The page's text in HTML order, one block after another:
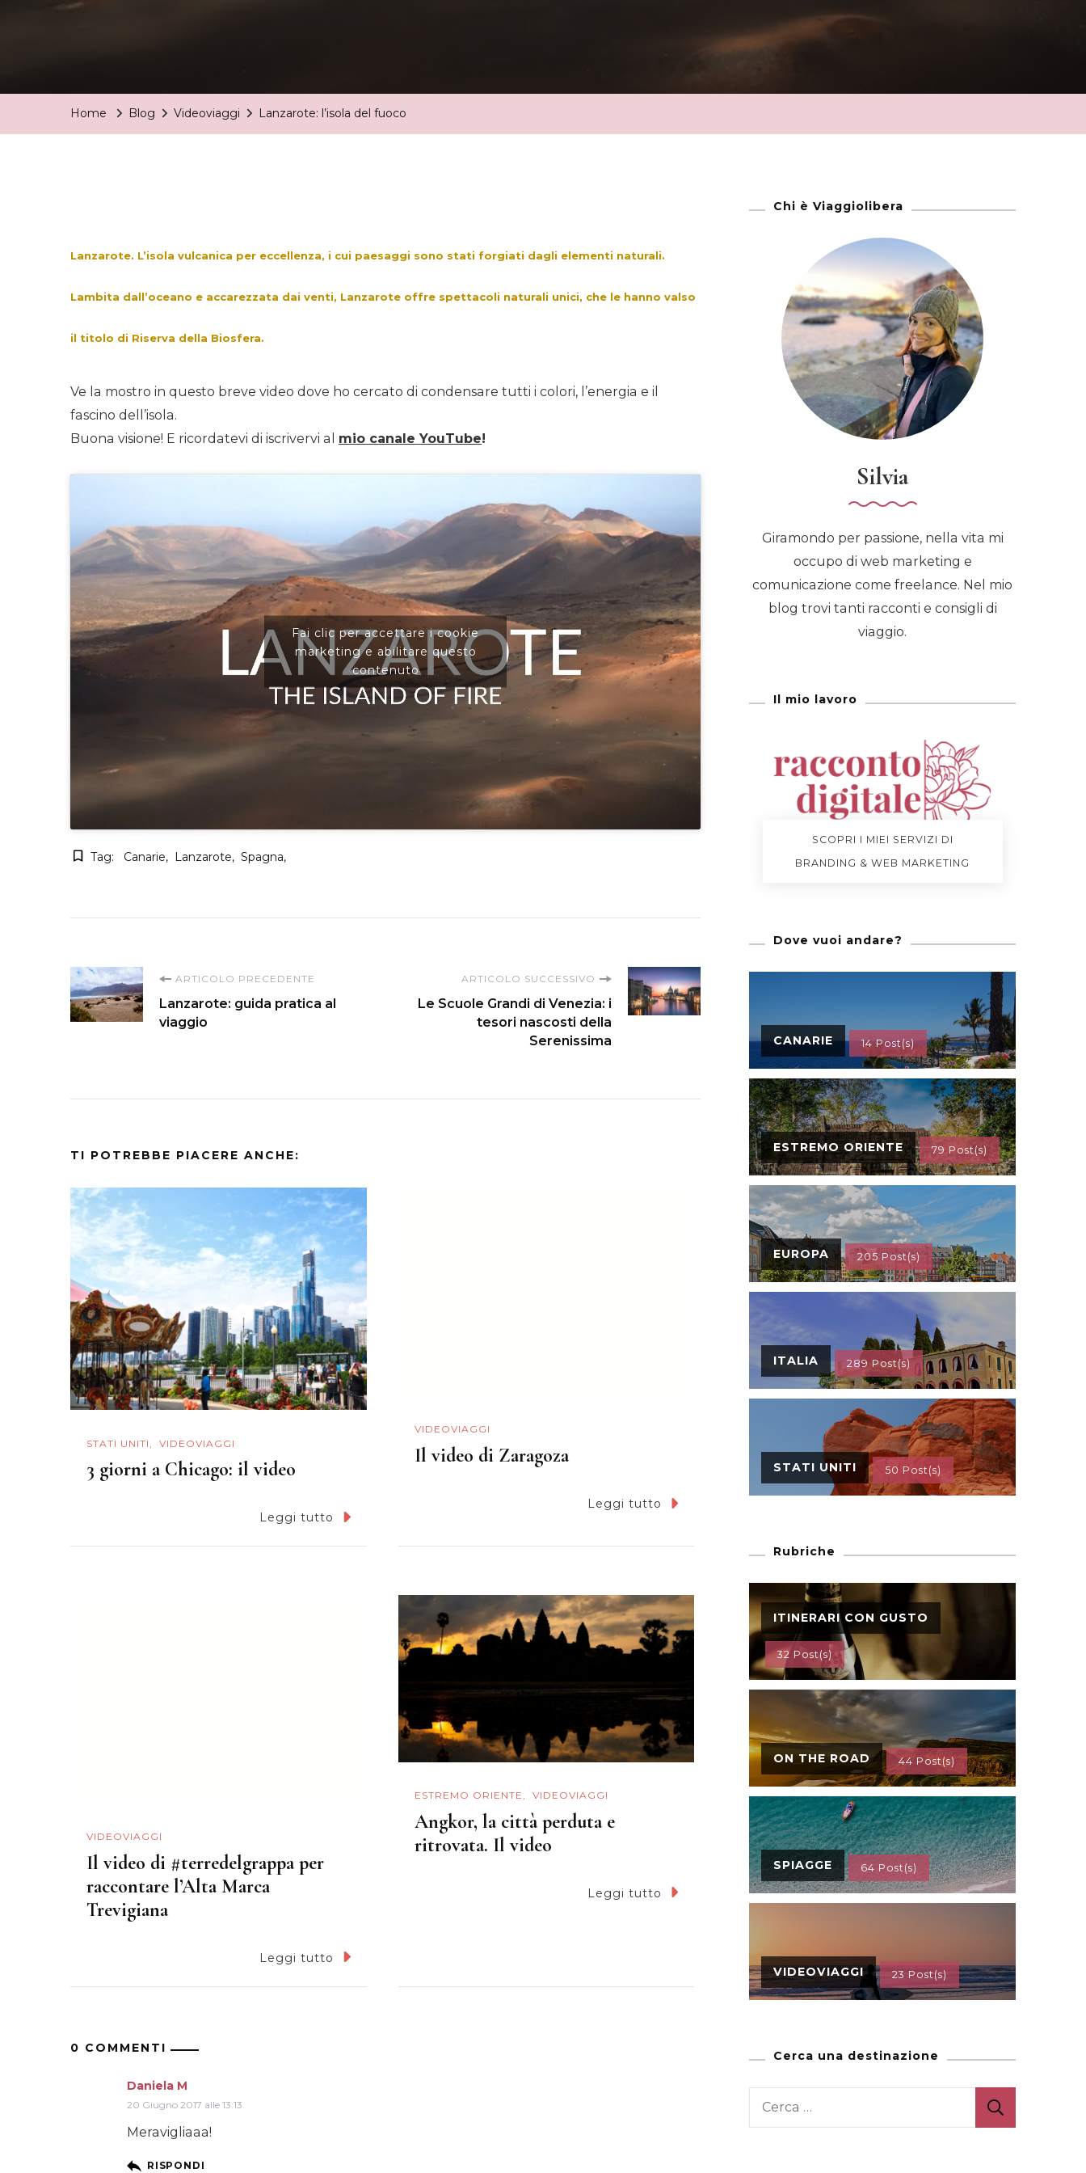
Home Blog Videoviaggi Lanzarote: l’isola del fuoco
Lanzarote. L’isola vulcanica per eccellenza, i cui paesaggi sono stati forgiati dagli elementi naturali.
Lambita dall’oceano e accarezzata dai venti, Lanzarote offre spettacoli naturali unici, che le hanno valso
il titolo di Riserva della Biosfera.
Ve la mostro in questo breve video dove ho cercato di condensare tutti i colori, l’energia e il
fascino dell’isola.
Buona visione! E ricordatevi di iscrivervi al mio canale YouTube!
Fai clic per accettare i cookie
marketing e abilitare questo
contenuto
Tag: Canarie Lanzarote Spagna
Navigazione
articoli
ARTICOLO PRECEDENTE
Lanzarote: guida pratica al
viaggio
ARTICOLO SUCCESSIVO
Le Scuole Grandi di Venezia: i
tesori nascosti della
Serenissima
TI POTREBBE PIACERE ANCHE:
STATI UNITI VIDEOVIAGGI
3 giorni a Chicago: il video
Leggi tutto
VIDEOVIAGGI
Il video di Zaragoza
Leggi tutto
VIDEOVIAGGI
Il video di #terredelgrappa per
raccontare l’Alta Marca
Trevigiana
Leggi tutto
ESTREMO ORIENTE VIDEOVIAGGI
Angkor, la città perduta e
ritrovata. Il video
Leggi tutto
0 COMMENTI
Daniela M
20 Giugno 2017 alle 13:13
Meravigliaaa!
RISPONDI
Chi è Viaggiolibera
Silvia
Giramondo per passione, nella vita mi
occupo di web marketing e
comunicazione come freelance. Nel mio
blog trovi tanti racconti e consigli di
viaggio.
Il mio lavoro
SCOPRI I MIEI SERVIZI DI
BRANDING & WEB MARKETING
Dove vuoi andare?
CANARIE 14 Post(s)
ESTREMO ORIENTE 79 Post(s)
EUROPA 205 Post(s)
ITALIA 289 Post(s)
STATI UNITI 50 Post(s)
Rubriche
ITINERARI CON GUSTO
32 Post(s)
ON THE ROAD 44 Post(s)
SPIAGGE 64 Post(s)
VIDEOVIAGGI 23 Post(s)
Cerca una destinazione
Ricerca